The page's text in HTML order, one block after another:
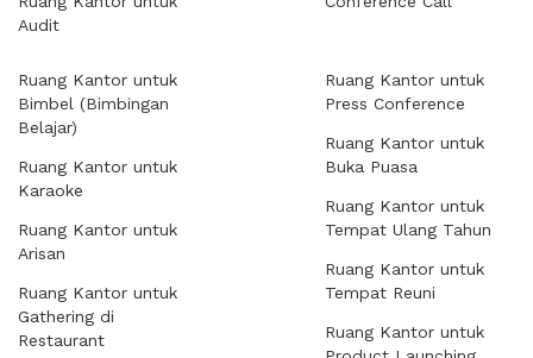
Audit
Ruang Kantor untuk
Bimbel (Bimbingan
Belajar)
Ruang Kantor untuk
Karaoke
Ruang Kantor untuk
Arisan
Ruang Kantor untuk
Gathering di
Restaurant
Ruang Kantor untuk
Press Conference
Ruang Kantor untuk
Buka Puasa
Ruang Kantor untuk
Tempat Ulang Tahun
Ruang Kantor untuk
Tempat Reuni
Ruang Kantor untuk